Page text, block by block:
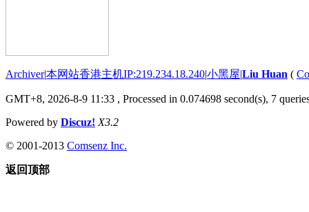
Archiver|本网站香港主机IP:219.234.18.240|小黑屋|Liu Huan (
GMT+8, 2026-8-9 11:33 , Processed in 0.074698 second(s), 7
Powered by Discuz! X3.2
© 2001-2013 Comsenz Inc.
返回顶部